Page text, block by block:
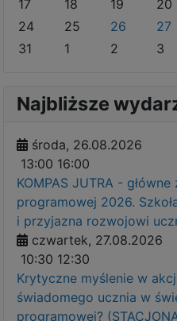
17 18 19 20
24
25 26 27
31
1 2 3
Najbliższe
środa, 26.08.2026
13:00 16:00
KOMPAS JUTRA -
programowej 2026.
i przyjazna rozwojowi
czwartek, 27.08.2026
10:30 12:30
Krytyczne myślenie w
świadomego ucznia w
programowej?